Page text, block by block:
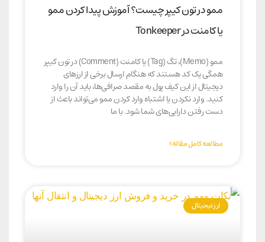
ممو در تون کیپر چیست؟ آموزش پیدا کردن ممو
یا کامنت در Tonkeeper
ممو (Memo)، تگ (Tag) یا کامنت (Comment) در تون کیپر
همگی یک کد هستند که هنگام ارسال برخی از ارزهای
دیجیتال از این کیف پول به مقصد صرافی‌ها، باید آن را وارد
کنید. وارد نکردن یا اشتباه وارد کردن ممو می‌تواند باعث از
دست رفتن دارایی‌های شما شود. با ما
مطالعه کامل مقاله»
ارز دیجیتال